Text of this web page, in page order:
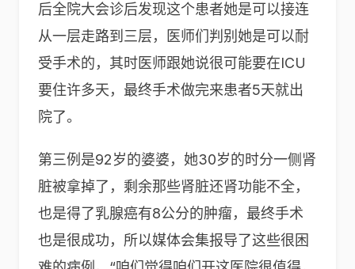
后全院大会诊后发现这个患者她是可以接连
从一层走路到三层，医师们判别她是可以耐
受手术的，其时医师跟她说很可能要在ICU
要住许多天，最终手术做完来患者5天就出
院了。
第三例是92岁的婆婆，她30岁的时分一侧肾
脏被拿掉了，剩余那些肾脏还肾功能不全，
也是得了乳腺癌有8公分的肿瘤，最终手术
也是很成功，所以媒体会集报导了这些很困